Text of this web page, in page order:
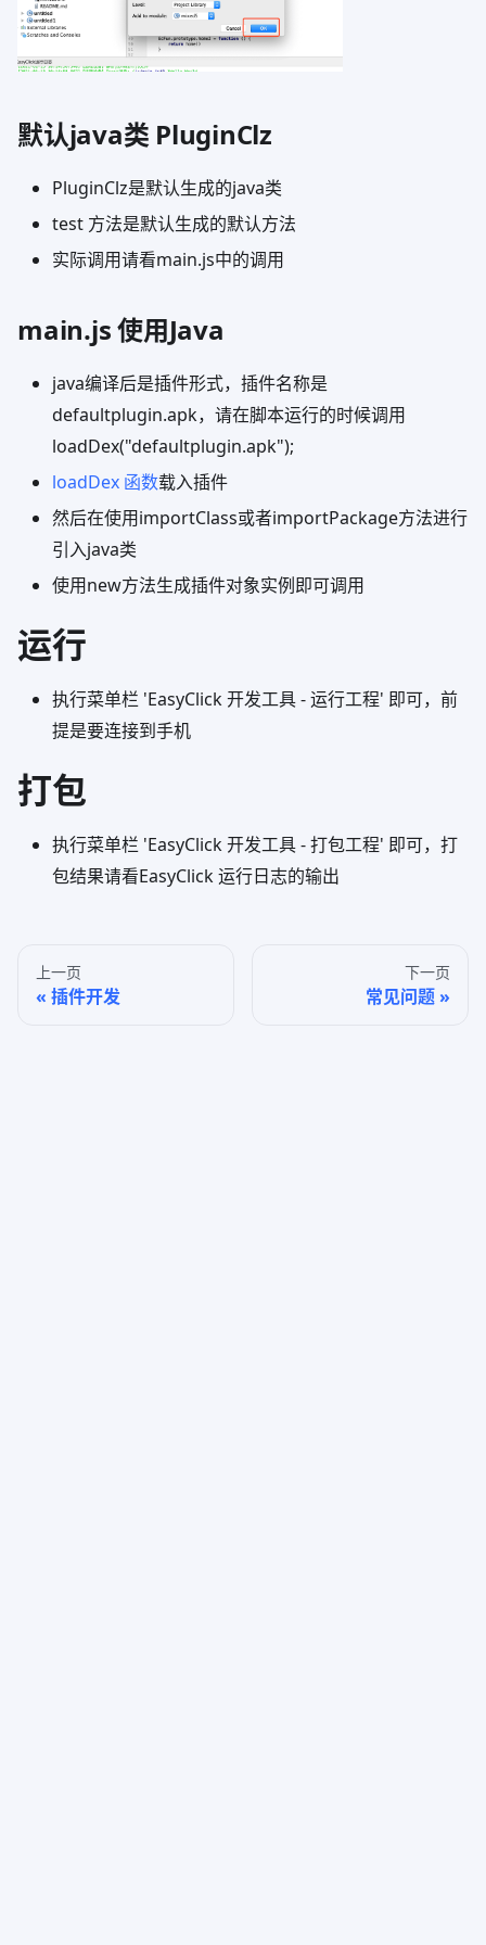
默认java类 PluginClz
PluginClz是默认生成的java类
test 方法是默认生成的默认方法
实际调用请看main.js中的调用
main.js 使用Java
java编译后是插件形式，插件名称是
defaultplugin.apk，请在脚本运行的时候调用
loadDex("defaultplugin.apk");
loadDex 函数载入插件
然后在使用importClass或者importPackage方法进行
引入java类
使用new方法生成插件对象实例即可调用
运行
执行菜单栏 'EasyClick 开发工具 - 运行工程' 即可，前
提是要连接到手机
打包
执行菜单栏 'EasyClick 开发工具 - 打包工程' 即可，打
包结果请看EasyClick 运行日志的输出
上一页
插件开发
下一页
常见问题